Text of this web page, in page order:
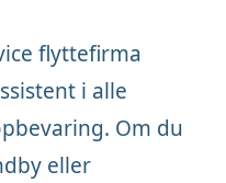
flyttefirma
i alle
Om du
eller